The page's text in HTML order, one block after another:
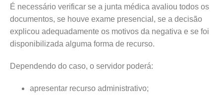
É necessário verificar se a junta médica avaliou todos os
documentos, se houve exame presencial, se a decisão
explicou adequadamente os motivos da negativa e se foi
disponibilizada alguma forma de recurso.
Dependendo do caso, o servidor poderá:
apresentar recurso administrativo;